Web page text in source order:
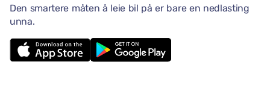
Den smartere måten å leie bil på er bare en nedlasting
unna.